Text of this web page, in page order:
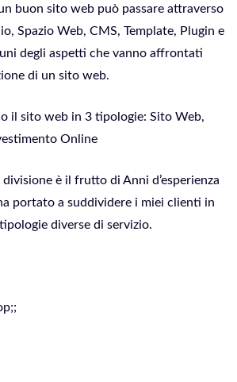
buon sito web può passare attraverso
Spazio Web, CMS, Template, Plugin e
degli aspetti che vanno affrontati
di un sito web.
il sito web in 3 tipologie: Sito Web,
Online
è il frutto di Anni d’esperienza
portato a suddividere i miei clienti in
diverse di servizio.